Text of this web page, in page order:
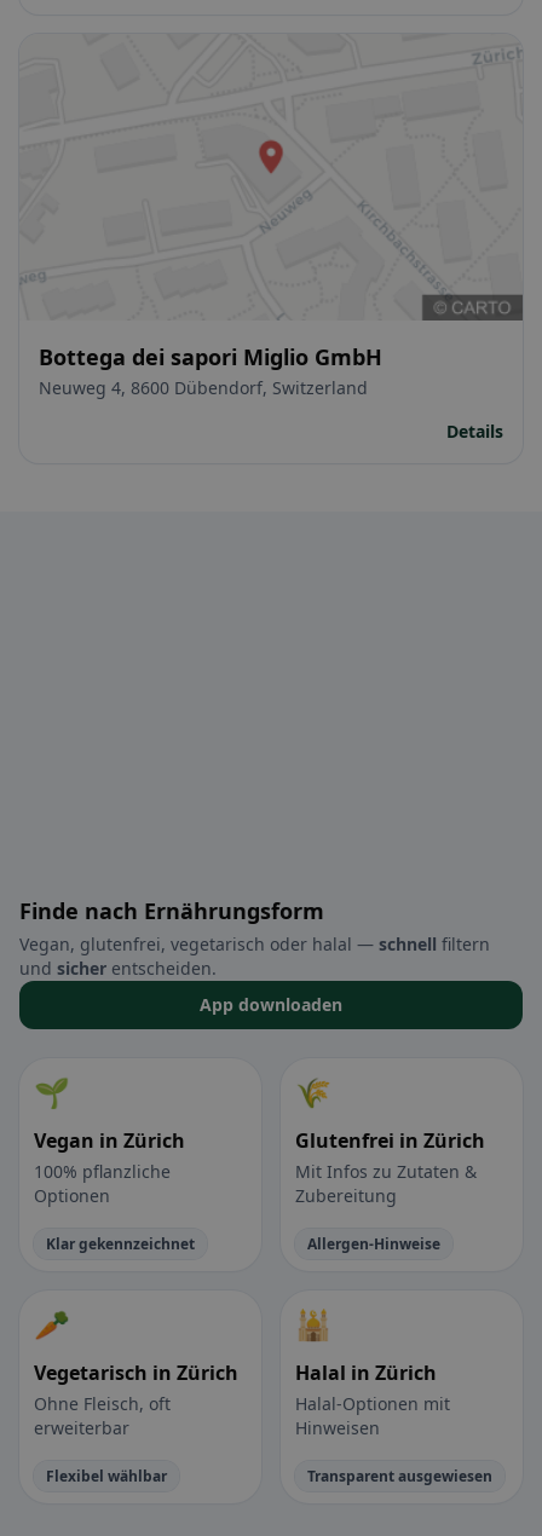
Bottega dei sapori Miglio GmbH
Neuweg 4, 8600 Dübendorf, Switzerland
Details
Finde nach Ernährungsform
Vegan, glutenfrei, vegetarisch oder halal — schnell filtern
und sicher entscheiden.
App downloaden
🌱
Vegan in Zürich
100% pflanzliche
Optionen
Klar gekennzeichnet
🌾
Glutenfrei in Zürich
Mit Infos zu Zutaten &
Zubereitung
Allergen-Hinweise
🥕
Vegetarisch in Zürich
Ohne Fleisch, oft
erweiterbar
Flexibel wählbar
🕌
Halal in Zürich
Halal-Optionen mit
Hinweisen
Transparent ausgewiesen